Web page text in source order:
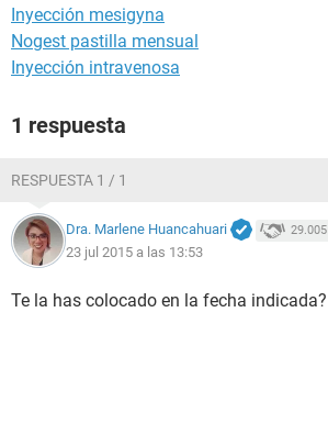
Inyección mesigyna
Nogest pastilla mensual
Inyección intravenosa
1 respuesta
RESPUESTA 1 / 1
Dra. Marlene Huancahuari 29.005
23 jul 2015 a las 13:53
Te la has colocado en la fecha indicada?